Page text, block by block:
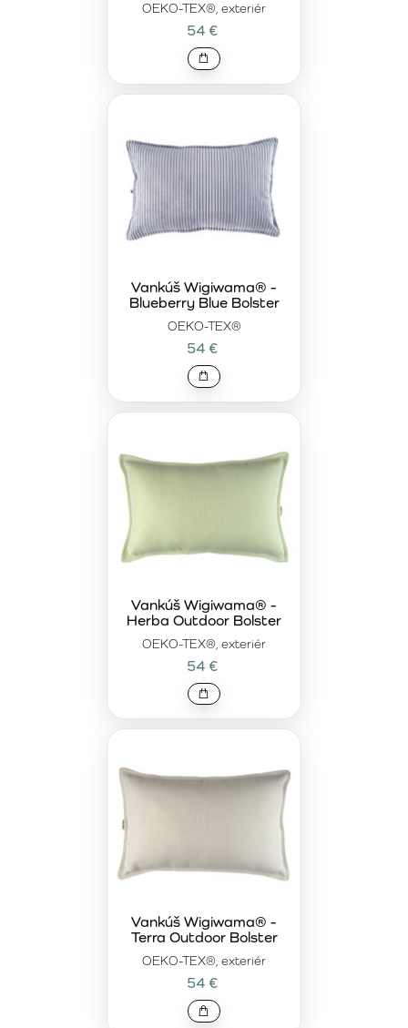
OEKO-TEX®, exteriér
54 €
OEKO-TEX®
Vankúš Wigiwama® -
Blueberry Blue Bolster
54 €
OEKO-TEX®, exteriér
Vankúš Wigiwama® -
Herba Outdoor Bolster
54 €
OEKO-TEX®, exteriér
Vankúš Wigiwama® -
Terra Outdoor Bolster
54 €